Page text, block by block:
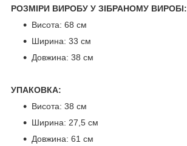
РОЗМІРИ ВИРОБУ У ЗІБРАНОМУ ВИРОБІ:
Висота: 68 см
Ширина: 33 см
Довжина: 38 см
УПАКОВКА:
Висота: 38 см
Ширина: 27,5 см
Довжина: 61 см